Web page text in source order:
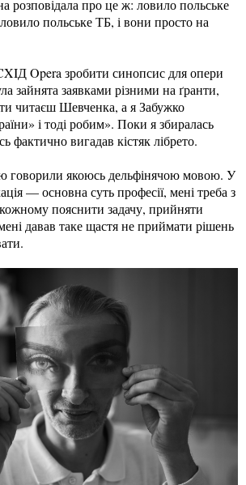
розповідала про це ж: ловило польське
польське ТБ, і вони просто на
Opera зробити синопсис для опери
зайнята заявками різними на ґранти,
читаєш Шевченка, а я Забужко
і тоді робим». Поки я збиралась
фактично вигадав кістяк лібрето.
говорили якоюсь дельфінячою мовою. У
— основна суть професії, мені треба з
пояснити задачу, прийняти
давав таке щастя не приймати рішень